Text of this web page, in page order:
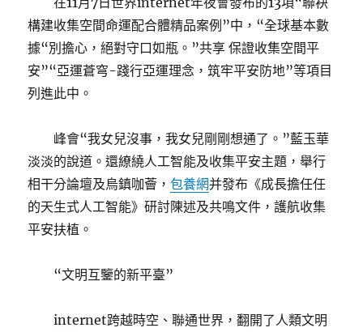
構建收集空間命運配合體精品案例”中，“全球基本數
據“別擔心，絕對守口如瓶。”共享 保證收集空間平
安”“亞運蒼穹-踐行亞運理念，筑牢平安防地”等項目
列進此中。
峰會“我女兒沒事，我女兒剛剛想通了。”藍玉華
淡淡的說道。還繚繞人工智能及收集平安主題，舉行
相干分論壇及烏鎮咖薈，包養網并發布《成長擔任任
的天生式人工智能》研討陳述及共鳴文件，護航收集
平安扶植。
“文明互鑒的新平臺”
internet跨越時空、聯通世界，翻開了人類文明